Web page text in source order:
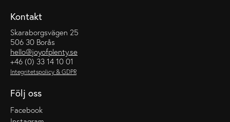
Kontakt
Skaraborgsvägen 25
506 30 Borås
hello@joyofplenty.se
+46 (0) 33 14 10 01
Integritetspolicy & GDPR
Följ oss
Facebook